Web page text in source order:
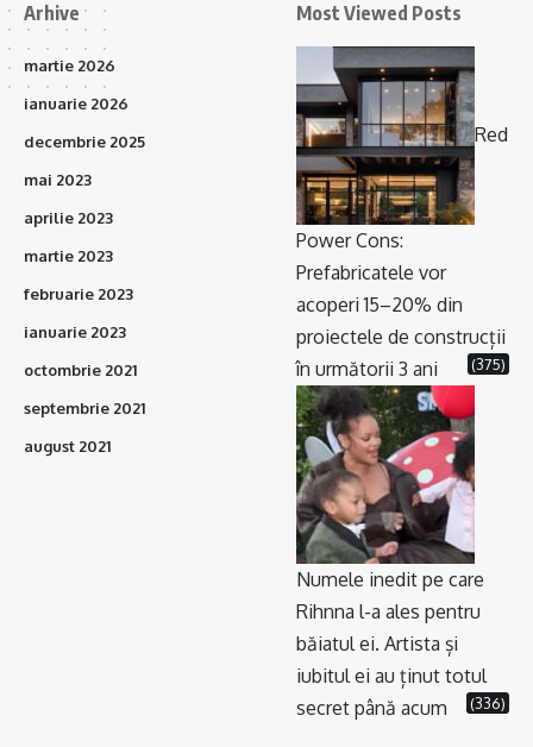
Arhive
martie 2026
ianuarie 2026
decembrie 2025
mai 2023
aprilie 2023
martie 2023
februarie 2023
ianuarie 2023
octombrie 2021
septembrie 2021
august 2021
Most Viewed Posts
Red
Power Cons:
Prefabricatele vor
acoperi 15–20% din
proiectele de construcții
în următorii 3 ani
(375)
Numele inedit pe care
Rihnna l-a ales pentru
băiatul ei. Artista și
iubitul ei au ținut totul
secret până acum
(336)